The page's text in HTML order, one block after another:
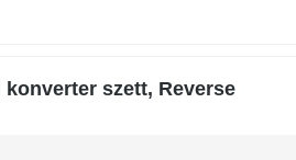
konverter szett, Reverse